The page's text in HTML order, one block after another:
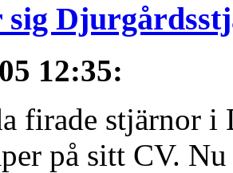
sig
12:35:
firade stjärnor i
på sitt CV.